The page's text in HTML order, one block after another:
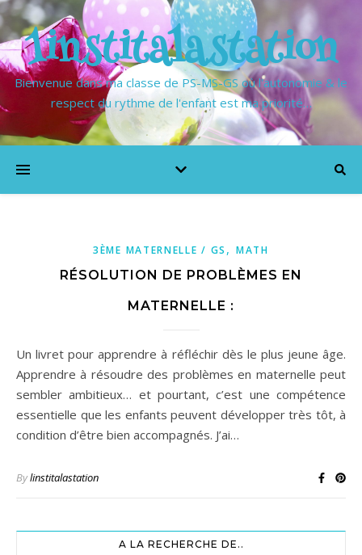
1institalastation
Bienvenue dans ma classe de PS-MS-GS où l'autonomie & le
respect du rythme de l'enfant est ma priorité…
3ÈME MATERNELLE / GS ,MATH
RÉSOLUTION DE PROBLÈMES EN
MATERNELLE :
Un livret pour apprendre à réfléchir dès le plus jeune âge.
Apprendre à résoudre des problèmes en maternelle peut
sembler ambitieux… et pourtant, c’est une compétence
essentielle que les enfants peuvent développer très tôt, à
condition d’être bien accompagnés. J’ai…
Bylinstitalastation
A LA RECHERCHE DE..